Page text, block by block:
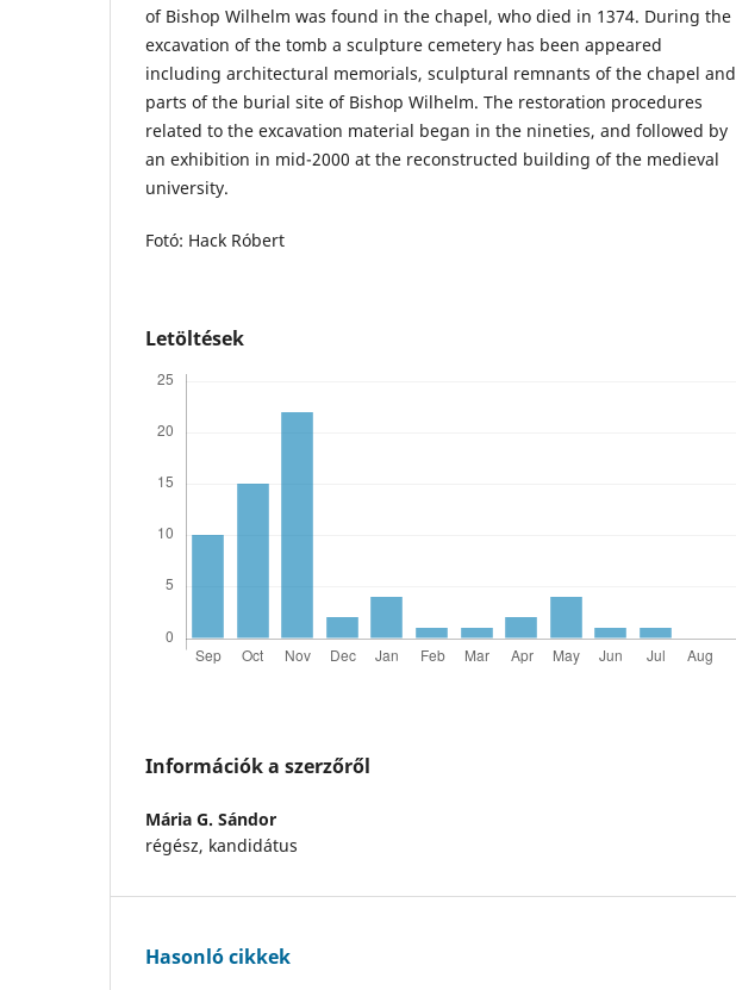
of Bishop Wilhelm was found in the chapel, who died in 1374. During the
excavation of the tomb a sculpture cemetery has been appeared
including architectural memorials, sculptural remnants of the chapel and
parts of the burial site of Bishop Wilhelm. The restoration procedures
related to the excavation material began in the nineties, and followed by
an exhibition in mid-2000 at the reconstructed building of the medieval
university.
Fotó: Hack Róbert
Letöltések
Információk a szerzőről
Mária G. Sándor
régész, kandidátus
Hasonló cikkek